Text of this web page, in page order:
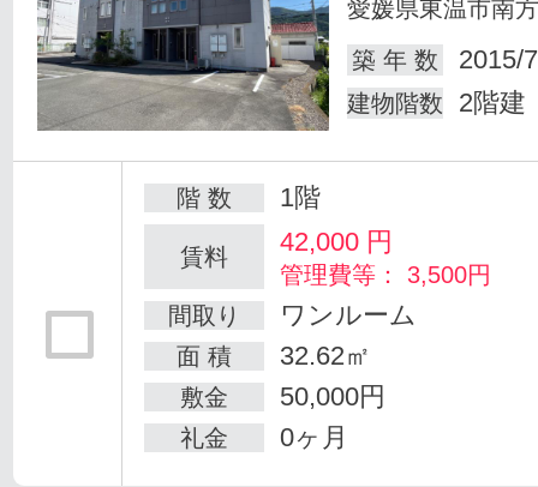
愛媛県東温市南方
築 年 数
2015/
建物階数 2階建
階 数 1階
賃料 42,000 円
管理費等： 3,500円
間取り
ワンルーム
面 積 32.62㎡
敷金 50,000円
礼金 0ヶ月